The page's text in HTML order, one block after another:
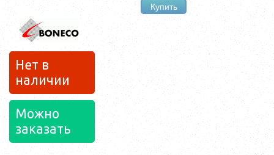
Купить
Нет в
наличии
Можно
заказать